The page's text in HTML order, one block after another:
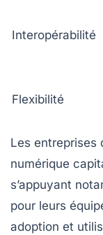
Interopérabilité
Flexibilité
Les entreprises
numérique
s’appuyant
pour leurs
adoption et